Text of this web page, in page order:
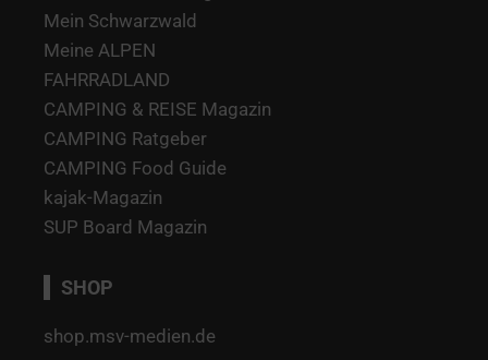
Mein Schwarzwald
Meine ALPEN
FAHRRADLAND
CAMPING & REISE Magazin
CAMPING Ratgeber
CAMPING Food Guide
kajak-Magazin
SUP Board Magazin
SHOP
shop.msv-medien.de